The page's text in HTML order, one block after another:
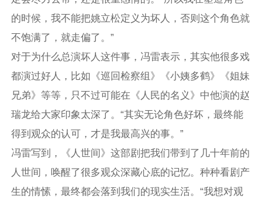
的时候，我不能把姚立松定义为坏人，否则这个角色就
不饱满了，就走偏了。”
对于为什么总演坏人这件事，冯雷表示，其实他很多戏
都演过好人，比如《巡回检察组》《小姨多鹤》《姐妹
兄弟》等等，只不过可能在《人民的名义》中他演的赵
瑞龙给大家印象太深了。“其实无论角色好坏，最终能
得到观众的认可，才是我最高兴的事。”
冯雷写到，《人世间》这部剧把我们带到了几十年前的
人世间，唤醒了很多观众深藏心底的记忆。种种看剧产
生的情愫，最终都会落到我们的现实生活。“我想对观